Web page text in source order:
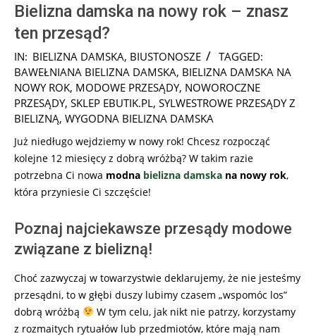
Bielizna damska na nowy rok – znasz
ten przesąd?
2026-
07-
28
IN: BIELIZNA DAMSKA, BIUSTONOSZE
TAGGED:
BAWEŁNIANA BIELIZNA DAMSKA, BIELIZNA DAMSKA NA
NOWY ROK, MODOWE PRZESĄDY, NOWOROCZNE
PRZESĄDY, SKLEP EBUTIK.PL, SYLWESTROWE PRZESĄDY Z
BIELIZNĄ, WYGODNA BIELIZNA DAMSKA
Już niedługo wejdziemy w nowy rok! Chcesz rozpocząć
kolejne 12 miesięcy z dobrą wróżbą? W takim razie
potrzebna Ci nowa modna bielizna damska na nowy rok,
która przyniesie Ci szczęście!
Poznaj najciekawsze przesądy modowe
związane z bielizną!
Choć zazwyczaj w towarzystwie deklarujemy, że nie jesteśmy
przesądni, to w głębi duszy lubimy czasem „wspomóc los”
dobrą wróżbą
W tym celu, jak nikt nie patrzy, korzystamy
z rozmaitych rytuałów lub przedmiotów, które mają nam